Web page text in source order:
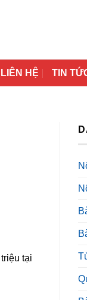
LIÊN HỆ TIN
tại